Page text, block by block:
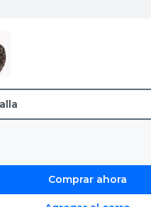
Comprar ahora